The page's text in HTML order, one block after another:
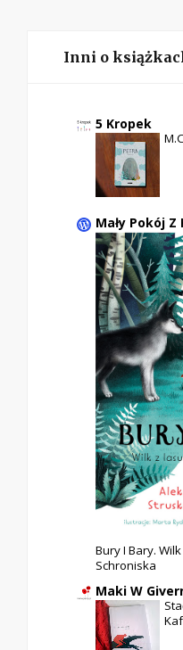
Inni o
5 Kropek
Mały Pokój
Bury I Bary.
Schroniska
Maki W